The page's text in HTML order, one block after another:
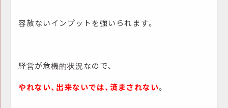
容赦ないインプットを強いられます。
経営が危機的状況なので、
やれない、出来ないでは、済まされない。